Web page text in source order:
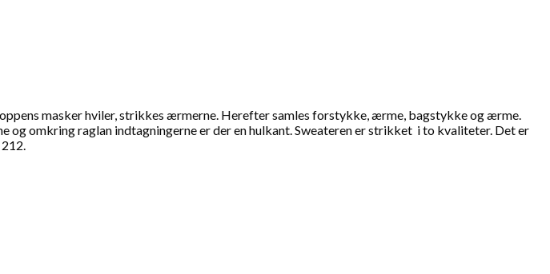
masker hviler, strikkes ærmerne. Herefter samles forstykke, ærme, bagstykke og ærme.
omkring raglan indtagningerne er der en hulkant. Sweateren er strikket i to kvaliteter. Det er